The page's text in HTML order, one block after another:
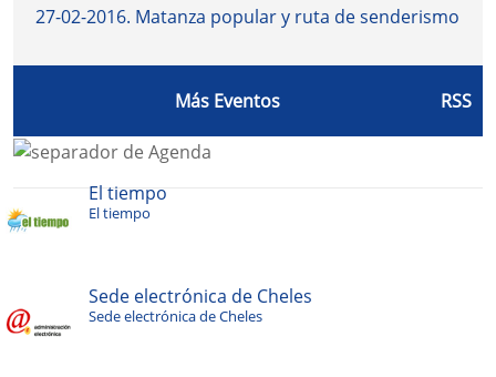
27-02-2016. Matanza popular y ruta de senderismo
Más Eventos RSS
El tiempo
El tiempo
Sede electrónica de Cheles
Sede electrónica de Cheles